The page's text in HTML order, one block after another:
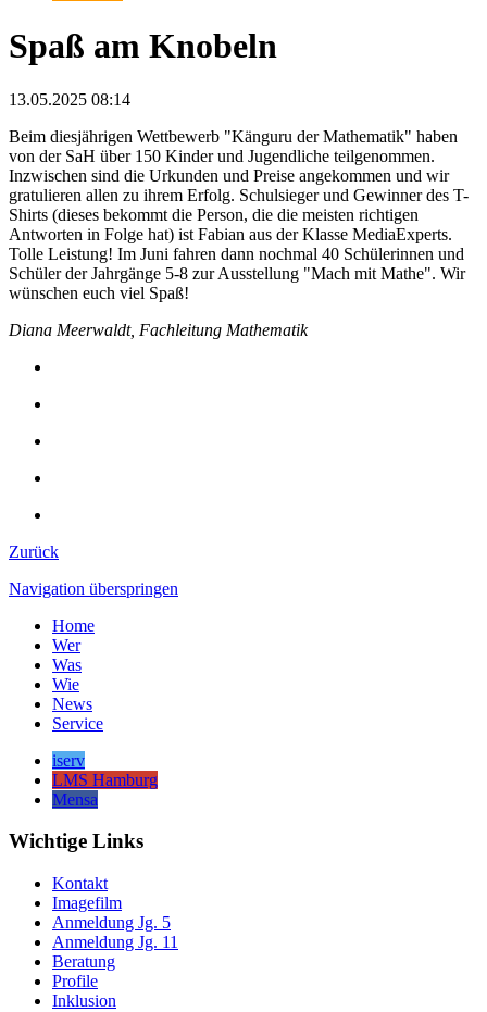
Spaß am Knobeln
13.05.2025 08:14
Beim diesjährigen Wettbewerb "Känguru der Mathematik" haben
von der SaH über 150 Kinder und Jugendliche teilgenommen.
Inzwischen sind die Urkunden und Preise angekommen und wir
gratulieren allen zu ihrem Erfolg. Schulsieger und Gewinner des T-
Shirts (dieses bekommt die Person, die die meisten richtigen
Antworten in Folge hat) ist Fabian aus der Klasse MediaExperts.
Tolle Leistung! Im Juni fahren dann nochmal 40 Schülerinnen und
Schüler der Jahrgänge 5-8 zur Ausstellung "Mach mit Mathe". Wir
wünschen euch viel Spaß!
Diana Meerwaldt, Fachleitung Mathematik
Zurück
Navigation überspringen
Home
Wer
Was
Wie
News
Service
iserv
LMS Hamburg
Mensa
Wichtige Links
Kontakt
Imagefilm
Anmeldung Jg. 5
Anmeldung Jg. 11
Beratung
Profile
Inklusion